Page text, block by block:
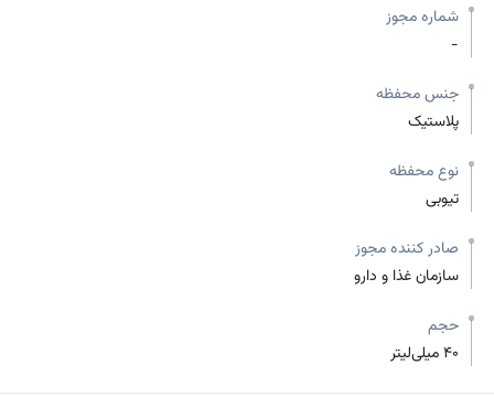
شماره مجوز
-
جنس محفظه
پلاستیک
نوع محفظه
تیوبی
صادر کننده مجوز
سازمان غذا و دارو
حجم
40 میلی‌لیتر